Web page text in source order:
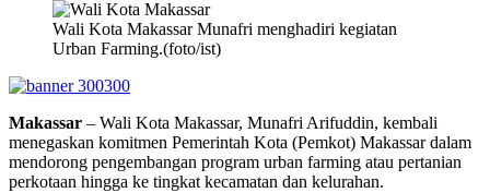
Wali Kota Makassar Munafri menghadiri kegiatan
Urban Farming.(foto/ist)
Makassar – Wali Kota Makassar, Munafri Arifuddin, kembali
menegaskan komitmen Pemerintah Kota (Pemkot) Makassar dalam
mendorong pengembangan program urban farming atau pertanian
perkotaan hingga ke tingkat kecamatan dan kelurahan.